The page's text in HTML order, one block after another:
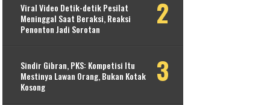
Viral Video Detik-detik Pesilat
Meninggal Saat Beraksi, Reaksi
Penonton Jadi Sorotan
Sindir Gibran, PKS: Kompetisi Itu
Mestinya Lawan Orang, Bukan Kotak
Kosong